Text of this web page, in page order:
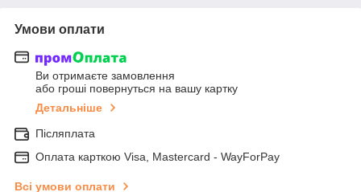
Умови оплати
Ви отримаєте замовлення
або гроші повернуться на вашу картку
Детальніше
Післяплата
Оплата карткою Visa, Mastercard - WayForPay
Всі умови оплати